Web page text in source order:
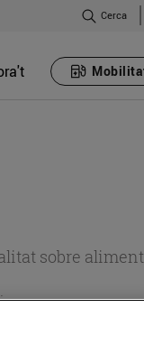
Cerca
sobre